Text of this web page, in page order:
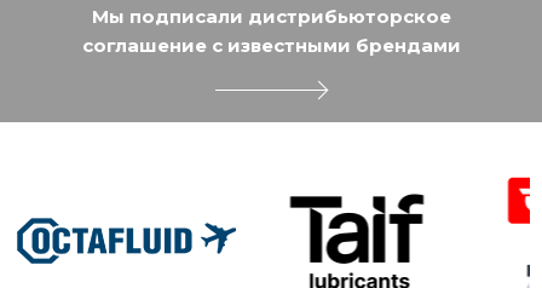
Мы подписали дистрибьюторское
соглашение с известными брендами